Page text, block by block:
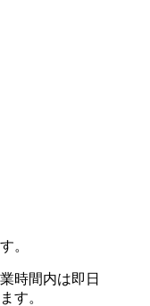
。
時間内は即日
す。